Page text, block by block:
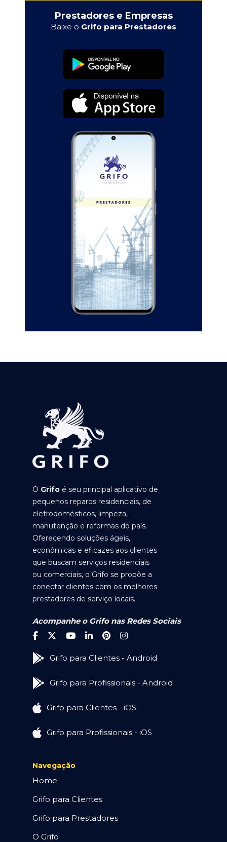
Prestadores e Empresas
Baixe o Grifo para Prestadores
O Grifo é seu principal aplicativo de
pequenos reparos residenciais, de
eletrodomésticos, limpeza,
manutenção e reformas do país.
Oferecendo soluções ágeis,
econômicas e eficazes aos clientes
que buscam serviços residenciais
ou comerciais, o Grifo se propõe a
conectar clientes com os melhores
prestadores de serviço locais.
Acompanhe o Grifo nas Redes Sociais
Grifo para Clientes - Android
Grifo para Profissionais - Android
Grifo para Clientes - iOS
Grifo para Profissionais - iOS
Navegação
Home
Grifo para Clientes
Grifo para Prestadores
O Grifo